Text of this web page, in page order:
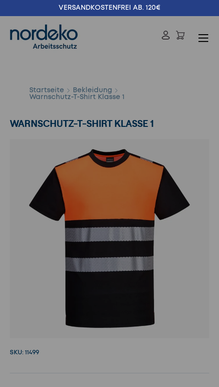
Direkt zum Inhalt
VERSANDKOSTENFREI AB. 120€
Einloggen
Startseite
Bekleidung
Warnschutz-T-Shirt Klasse 1
WARNSCHUTZ-T-SHIRT KLASSE 1
SKU: 11499